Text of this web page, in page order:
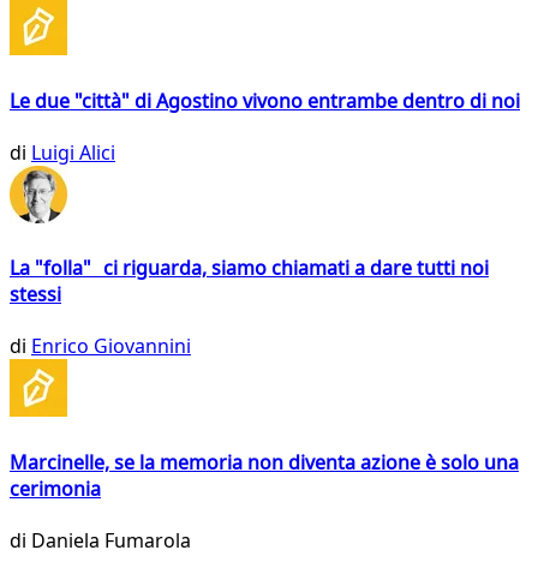
Le due "città" di Agostino vivono entrambe dentro di noi
di Luigi Alici
La "folla" ci riguarda, siamo chiamati a dare tutti noi
stessi
di Enrico Giovannini
Marcinelle, se la memoria non diventa azione è solo una
cerimonia
di Daniela Fumarola